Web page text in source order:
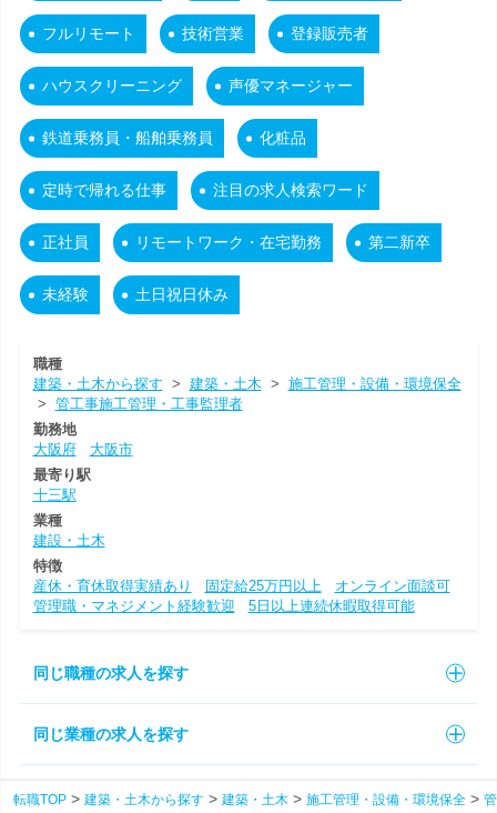
フルリモート 技術営業 登録販売者
ハウスクリーニング 声優マネージャー
鉄道乗務員・船舶乗務員 化粧品
定時で帰れる仕事 注目の求人検索ワード
正社員 リモートワーク・在宅勤務 第二新卒
未経験 土日祝日休み
職種
建築・土木から探す > 建築・土木 > 施工管理・設備・環境保全
> 管工事施工管理・工事監理者
勤務地
大阪府
大阪市
最寄り駅
十三駅
業種
建設・土木
特徴
産休・育休取得実績あり
固定給25万円以上
オンライン面談可
管理職・マネジメント経験歓迎
5日以上連続休暇取得可能
同じ職種の求人を探す
同じ業種の求人を探す
転職TOP 建築・土木から探す 建築・土木 施工管理・設備・環境保全